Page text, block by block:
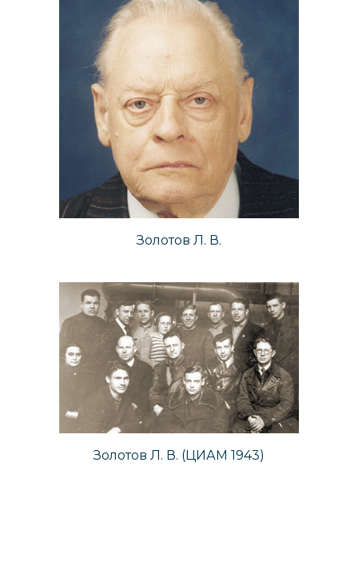
Золотов Л. В.
Золотов Л. В. (ЦИАМ 1943)